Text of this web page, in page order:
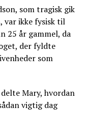
som tragisk gik
var ikke fysisk til
25 år gammel, da
der fyldte
som
Mary, hvordan
vigtig dag